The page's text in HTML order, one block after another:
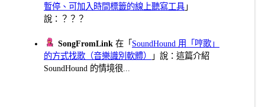
暫停、可加入時間標籤的線上聽寫工具 」
說：？？？
SongFromLink 在「 SoundHound 用「哼歌」
的方式找歌（音樂識別軟體）
」說：這篇介紹
SoundHound 的情境很...